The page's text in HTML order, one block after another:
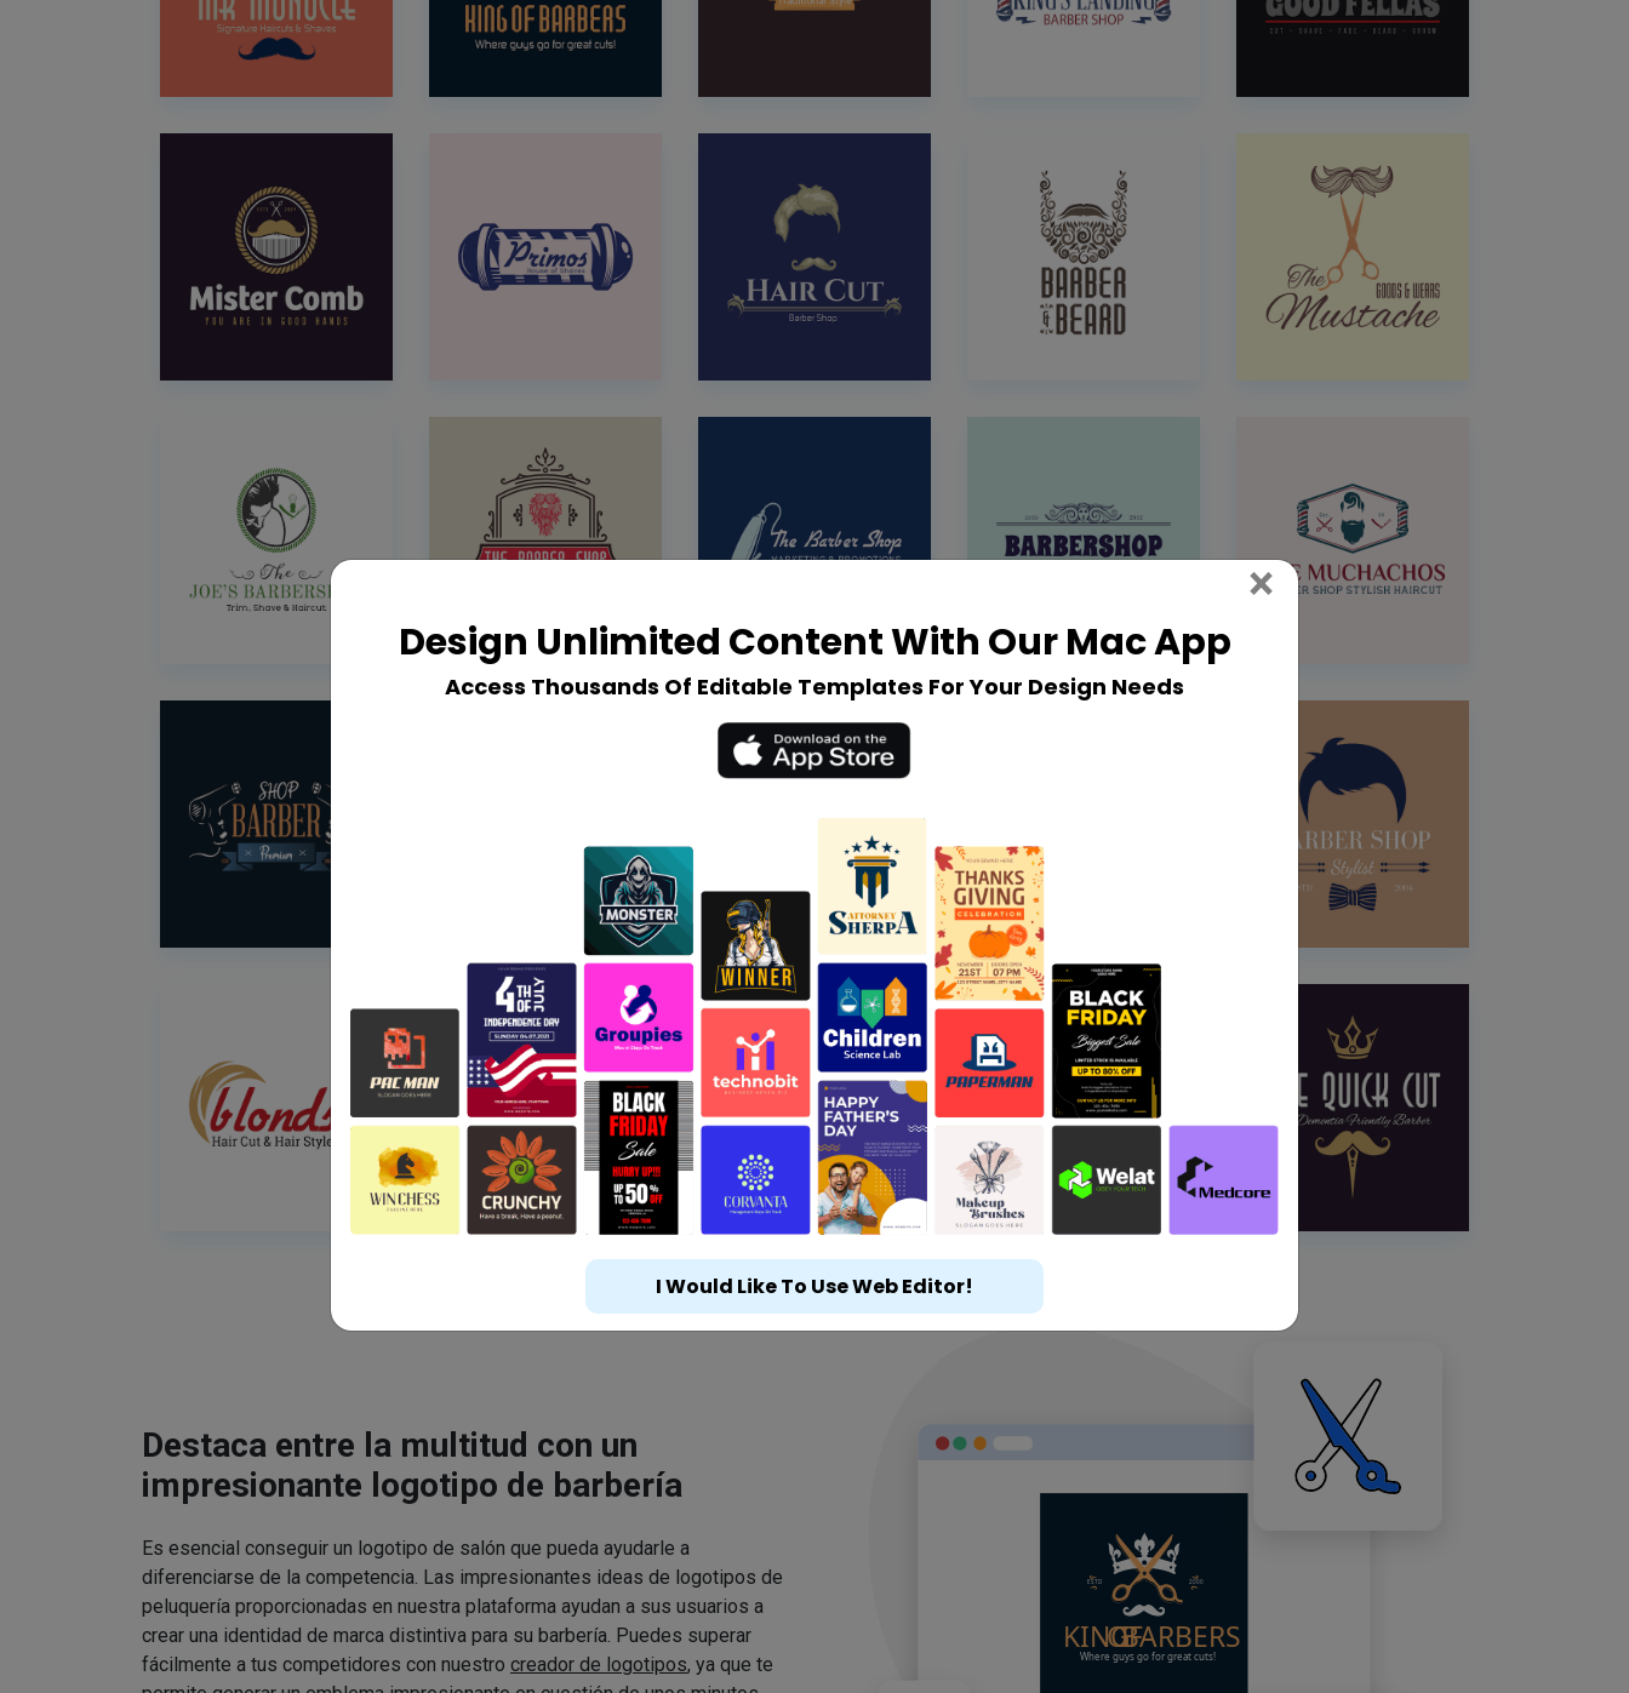
Destaca entre la multitud con un
impresionante logotipo de barbería
Es esencial conseguir un logotipo de salón que pueda ayudarle a
diferenciarse de la competencia. Las impresionantes ideas de logotipos de
peluquería proporcionadas en nuestra plataforma ayudan a sus usuarios a
crear una identidad de marca distintiva para su barbería. Puedes superar
fácilmente a tus competidores con nuestro creador de logotipos, ya que te
Design Unlimited Content With Our Mac App
Access Thousands Of Editable Templates For Your Design Needs
× Close
I Would Like To Use Web Editor!